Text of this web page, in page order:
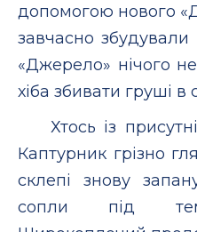
допомогою нового
завчасно збудували
«Джерело» нічого
хіба збивати груші в
Хтось із
Каптурник грізно
склепі знову
сопли під